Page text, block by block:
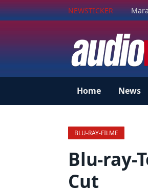
NEWSTICKER
Home News
BLU-RAY-FILME
Blu-ray-
Cut